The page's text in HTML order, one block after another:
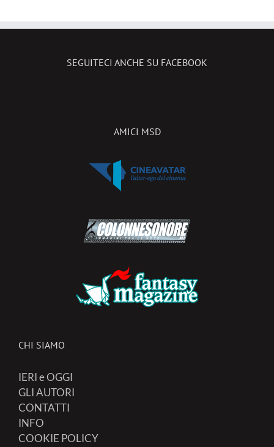
SEGUITECI ANCHE SU FACEBOOK
AMICI MSD
CHI SIAMO
IERI e OGGI
GLI AUTORI
CONTATTI
INFO
COOKIE POLICY